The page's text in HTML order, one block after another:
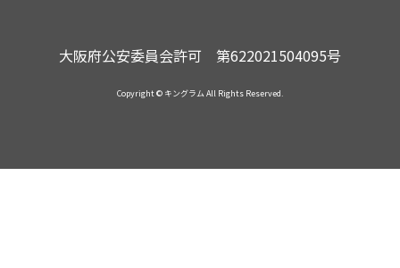
大阪府公安委員会許可 第622021504095号
Copyright © キングラム All Rights Reserved.